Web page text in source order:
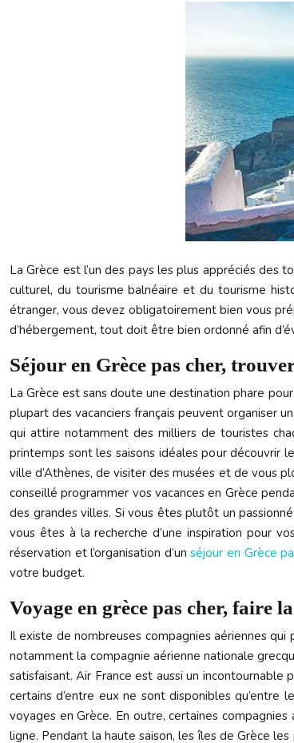
La Grèce est l’un des pays les plus appréciés des
culturel, du tourisme balnéaire et du tourisme
étranger, vous devez obligatoirement bien vous
d’hébergement, tout doit être bien ordonné afin
Séjour en Grèce pas cher,
La Grèce est sans doute une destination phare
plupart des vacanciers français peuvent organiser un
qui attire notamment des milliers de touristes
printemps sont les saisons idéales pour découvrir
ville d’Athènes, de visiter des musées et de vous
conseillé programmer vos vacances en Grèce
des grandes villes. Si vous êtes plutôt un
vous êtes à la recherche d’une inspiration pour
réservation et l’organisation d’unséjour en Grèce
votre budget.
Voyage en grèce pas cher, faire
Il existe de nombreuses compagnies aériennes
notamment la compagnie aérienne nationale
satisfaisant. Air France est aussi un
certains d’entre eux ne sont disponibles
voyages en Grèce. En outre, certaines
ligne. Pendant la haute saison, les îles de Grèce